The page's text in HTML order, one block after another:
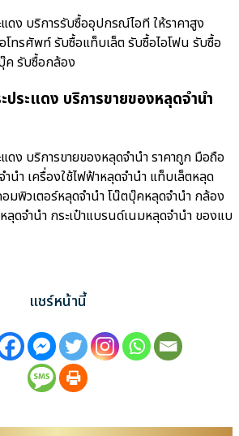
แดง บริการรับซื้ออุปกรณ์ไอที ให้ราคาสูง
โทรศัพท์ รับซื้อแท็บเล็ต รับซื้อไอโฟน รับซื้อ
ค รับซื้อกล้อง
ประแดง บริการขายของหลุดจำนำ
ดง บริการขายของหลุดจำนำ ราคาถูก มือถือ
นำ เครื่องใช้ไฟฟ้าหลุดจำนำ แท็บเล็ตหลุด
มพิวเตอร์หลุดจำนำ โน๊ตบุ๊คหลุดจำนำ กล้อง
ลุดจำนำ กระเป๋าแบรนด์เนมหลุดจำนำ ของแบ
แชร์หน้านี้